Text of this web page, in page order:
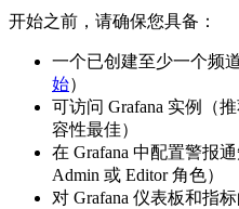
开始之前，请确保您具备：
一个已创建至少一个频
始）
可访问 Grafana 实例（
容性最佳）
在 Grafana 中配置警报
Admin 或 Editor 角色）
对 Grafana 仪表板和指